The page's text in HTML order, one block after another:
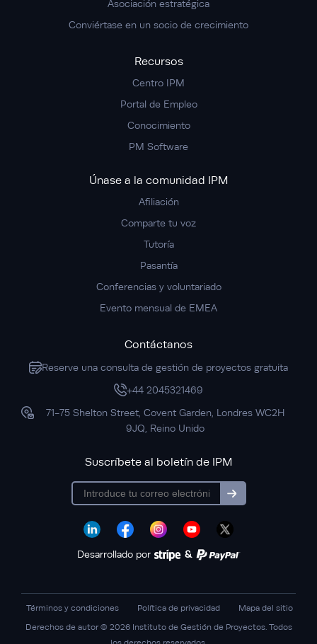
Asociación estratégica
Conviértase en un socio de crecimiento
Recursos
Centro IPM
Portal de Empleo
Conocimiento
PM Software
Únase a la comunidad IPM
Afiliación
Comparte tu voz
Tutoría
Pasantía
Conferencias y voluntariado
Evento mensual de EMEA
Contáctanos
Reserve una consulta de gestión de proyectos gratuita
+44 2045321469
71-75 Shelton Street, Covent Garden, Londres WC2H
9JQ, Reino Unido
Suscríbete al boletín de IPM
subscription
Desarrollado por &
Derechos de autor © 2026 Instituto de Gestión de Proyectos. Todos
Términos y condiciones Política de privacidad Mapa del sitio